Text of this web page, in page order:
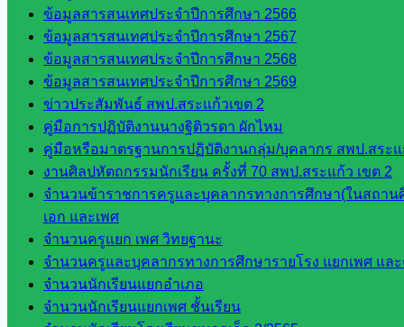
ข้อมูลสารสนเทศประจำปีการศึกษา 2566
ข้อมูลสารสนเทศประจำปีการศึกษา 2567
ข้อมูลสารสนเทศประจำปีการศึกษา 2568
ข้อมูลสารสนเทศประจำปีการศึกษา 2569
ข่าวประสัมพันธ์ สพป.สระแก้วเขต 2
คู่มือการปฏิบัติงานนางฐิติวรดา ผักไหม
คู่มือหรือมาตรฐานการปฏิบัติงานกลุ่ม/บุคลากร สพป.สระแ
งานศิลปหัตถกรรมนักเรียน ครั้งที่ 70 สพป.สระแก้ว เขต 2
จำนวนข้าราชการครูและบุคลากรทางการศึกษา(ในสถา
เอก และเพศ
จำนวนครูแยก เพศ วิทยฐานะ
จำนวนครูและบุคลากรทางการศึกษารายโรง แยกเพศ แล
จำนวนนักเรียนแยกอำเภอ
จำนวนนักเรียนแยกเพศ ชั้นเรียน
เทศ
ติดตาม
และประ
เมินผลฯ
เว็บไซต์
หลักสูตร
ต้าน
ทุจริต
ห้อง
นิเทศ
ศน.นิพนธ์
พรมพิไล
ห้อง